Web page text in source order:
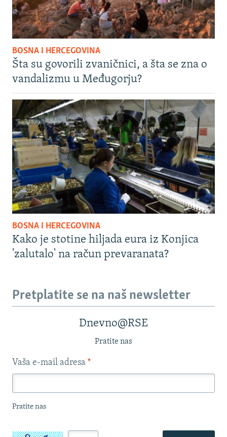
BOSNA I HERCEGOVINA
Šta su govorili zvaničnici, a šta se zna o
vandalizmu u Međugorju?
BOSNA I HERCEGOVINA
Kako je stotine hiljada eura iz Konjica
'zalutalo' na račun prevaranata?
Pretplatite se na naš newsletter
Dnevno@RSE
Pratite nas
Vaša e-mail adresa *
Pratite nas